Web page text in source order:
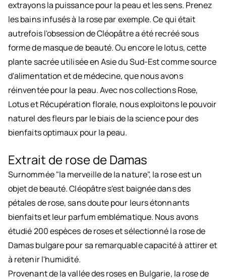
extrayons la puissance pour la peau et les sens. Prenez
les bains infusés à la rose par exemple. Ce qui était
autrefois l'obsession de Cléopâtre a été recréé sous
forme de masque de beauté. Ou encore le lotus, cette
plante sacrée utilisée en Asie du Sud-Est comme source
d'alimentation et de médecine, que nous avons
réinventée pour la peau. Avec nos collections Rose,
Lotus et Récupération florale, nous exploitons le pouvoir
naturel des fleurs par le biais de la science pour des
bienfaits optimaux pour la peau.
Extrait de rose de Damas
Surnommée "la merveille de la nature", la rose est un
objet de beauté. Cléopâtre s'est baignée dans des
pétales de rose, sans doute pour leurs étonnants
bienfaits et leur parfum emblématique. Nous avons
étudié 200 espèces de roses et sélectionné la rose de
Damas bulgare pour sa remarquable capacité à attirer et
à retenir l'humidité.
Provenant de la vallée des roses en Bulgarie, la rose de